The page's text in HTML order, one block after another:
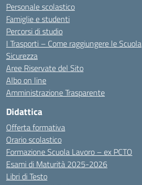
Personale scolastico
Famiglie e studenti
Percorsi di studio
I Trasporti – Come raggiungere le Scuola
Sicurezza
Aree Riservate del Sito
Albo on line
Amministrazione Trasparente
Didattica
Offerta formativa
Orario scolastico
Formazione Scuola Lavoro – ex PCTO
Esami di Maturità 2025-2026
Libri di Testo